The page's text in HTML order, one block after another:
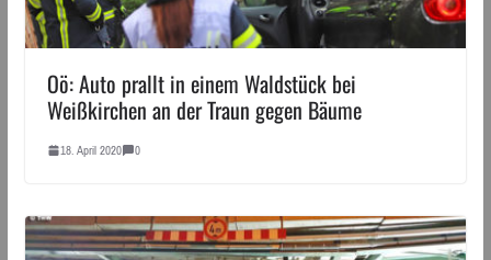
Oö: Auto prallt in einem Waldstück bei
Weißkirchen an der Traun gegen Bäume
18. April 2020 0